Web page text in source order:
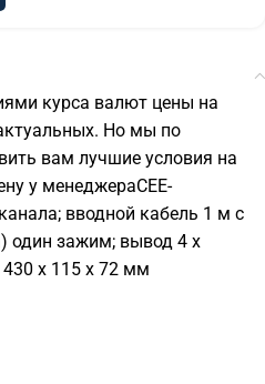
курса валют цены на
Но мы по
вам лучшие условия на
у менеджераCEE-
вводной кабель 1 м с
один зажим; вывод 4 х
х 115 х 72 мм